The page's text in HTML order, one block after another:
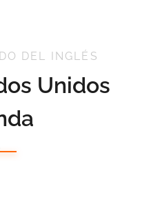
DEL INGLÉS
Unidos